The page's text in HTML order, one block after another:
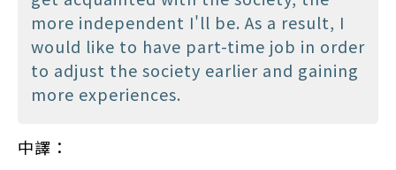
more independent I'll be. As a result, I
would like to have part-time job in order
to adjust the society earlier and gaining
more experiences.
中譯：